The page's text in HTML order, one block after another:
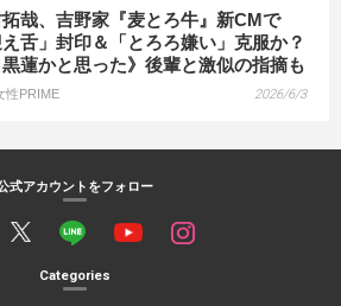
哉、吉野家『麦とろ牛』新CMで
え舌」封印＆「とろろ嫌い」克服か？
黒蓮かと思った》後輩と激似の指摘も
性PRIME 2026/6/3
式アカウントをフォロー
Categories